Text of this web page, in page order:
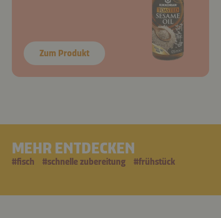
Zum Produkt
MEHR ENTDECKEN
#fisch #schnelle zubereitung #frühstück